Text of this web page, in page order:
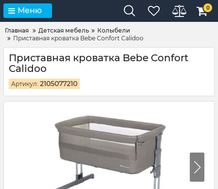
Меню 0
Главная Детская мебель
Колыбели
Приставная кроватка Bebe Confort Calidoo
Приставная кроватка Bebe Confort
Calidoo
Артикул: 2105077210